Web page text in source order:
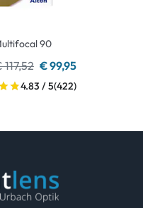
90
117,52 € 99,95
4.83 / 5(422)